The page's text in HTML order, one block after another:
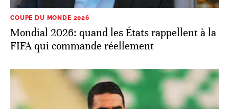
COUPE DU MONDE 2026
Mondial 2026: quand les États rappellent à la
FIFA qui commande réellement